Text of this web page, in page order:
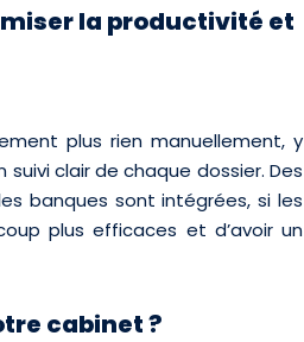
la productivité et
plus rien manuellement, y
suivi clair de chaque dossier. Des
banques sont intégrées, si les
plus efficaces et d’avoir un
cabinet ?